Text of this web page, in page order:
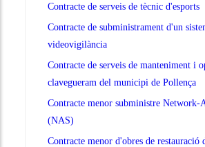
Contracte de serveis de tècnic d'esports
Contracte de subministrament d'un
videovigilància
Contracte de serveis de manteniment i
clavegueram del municipi de Pollença
Contracte menor subministre Network-
(NAS)
Contracte menor d'obres de restauració